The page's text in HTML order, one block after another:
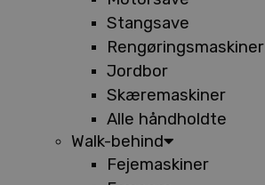
Stangsave
Rengøringsmaskiner
Jordbor
Skæremaskiner
Alle håndholdte
Walk-behind
Fejemaskiner